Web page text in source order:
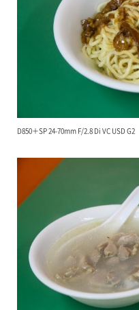
D850＋SP 24-70mm F/2.8 Di VC USD G2